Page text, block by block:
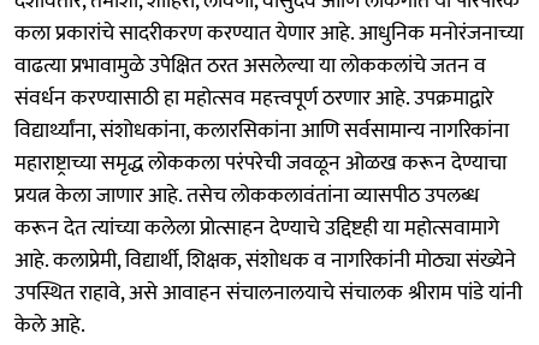
कला प्रकारांचे सादरीकरण करण्यात येणार आहे. आधुनिक मनोरंजनाच्या
वाढत्या प्रभावामुळे उपेक्षित ठरत असलेल्या या लोककलांचे जतन व
संवर्धन करण्यासाठी हा महोत्सव महत्त्वपूर्ण ठरणार आहे. उपक्रमाद्वारे
विद्यार्थ्यांना, संशोधकांना, कलारसिकांना आणि सर्वसामान्य नागरिकांना
महाराष्ट्राच्या समृद्ध लोककला परंपरेची जवळून ओळख करून देण्याचा
प्रयत्न केला जाणार आहे. तसेच लोककलावंतांना व्यासपीठ उपलब्ध
करून देत त्यांच्या कलेला प्रोत्साहन देण्याचे उद्दिष्टही या महोत्सवामागे
आहे. कलाप्रेमी, विद्यार्थी, शिक्षक, संशोधक व नागरिकांनी मोठ्या संख्येने
उपस्थित राहावे, असे आवाहन संचालनालयाचे संचालक श्रीराम पांडे यांनी
केले आहे.